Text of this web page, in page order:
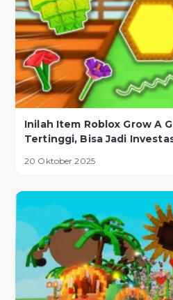
Inilah Item Roblox Grow A
Tertinggi, Bisa Jadi
20 Oktober 2025